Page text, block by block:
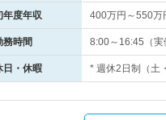
年度年収 400万円～550万
務時間 8:00～16:45（実
日・休暇 * 週休2日制（土